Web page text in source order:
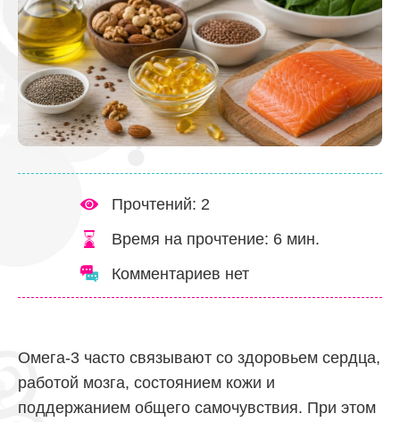
Прочтений: 2
Время на прочтение: 6 мин.
Комментариев нет
Омега-3 часто связывают со здоровьем сердца,
работой мозга, состоянием кожи и
поддержанием общего самочувствия. При этом